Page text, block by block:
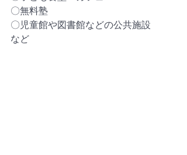
〇無料塾
〇児童館や図書館などの公共施設
など